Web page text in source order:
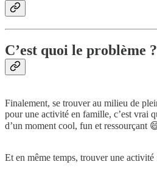
C’est quoi le problème ?
Finalement, se trouver au milieu de
pour une activité en famille, c’est vrai
d’un moment cool, fun et ressourçant
Et en même temps, trouver une activité